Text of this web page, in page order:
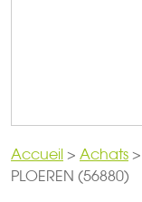
Accueil > Achats >
PLOEREN (56880)